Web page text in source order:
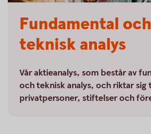
Fundamental och
teknisk analys
Vår aktieanalys, som består av
och teknisk analys, och riktar sig
privatpersoner, stiftelser och